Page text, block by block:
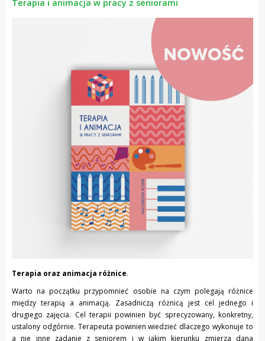
Terapia i animacja w pracy z seniorami
Terapia oraz animacja różnice.
Warto na początku przypomnieć osobie na czym polegają różnice
między terapią a animacją. Zasadniczą różnicą jest cel jednego i
drugiego zajęcia. Cel terapii powinien być sprecyzowany, konkretny,
ustalony odgórnie. Terapeuta powinien wiedzieć dlaczego wykonuje to
a nie inne zadanie z seniorem i w jakim kierunku zmierza dana